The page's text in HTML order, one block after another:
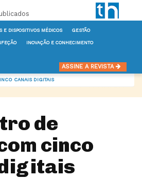
E DISPOSITIVOS MÉDICOS GESTÃO
INOVAÇÃO E CONHECIMENTO
ASSINE A REVISTA
E DISPOSITIVOS MÉDICOS
CANAIS DIGITAIS
de
cinco